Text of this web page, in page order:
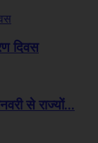
दिवस
से राज्यों...